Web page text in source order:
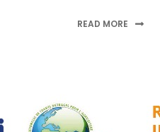
READ MORE